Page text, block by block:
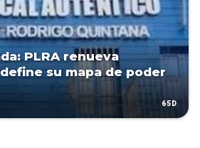
PLRA renueva
su mapa de poder
65D